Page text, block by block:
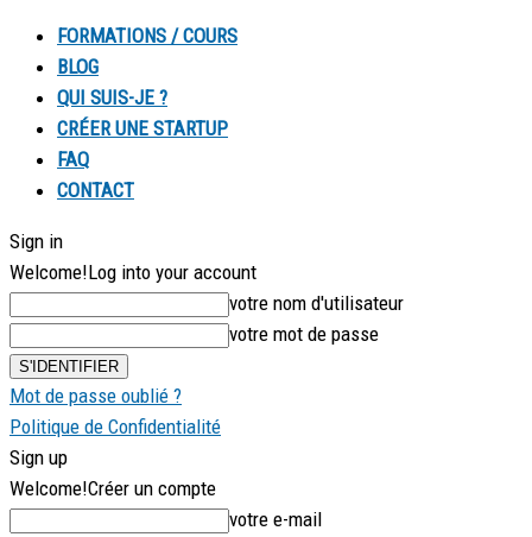
FORMATIONS / COURS
BLOG
QUI SUIS-JE ?
CRÉER UNE STARTUP
FAQ
CONTACT
Sign in
Welcome!Log into your account
votre nom d'utilisateur
votre mot de passe
Mot de passe oublié ?
Politique de Confidentialité
Sign up
Welcome!Créer un compte
votre e-mail